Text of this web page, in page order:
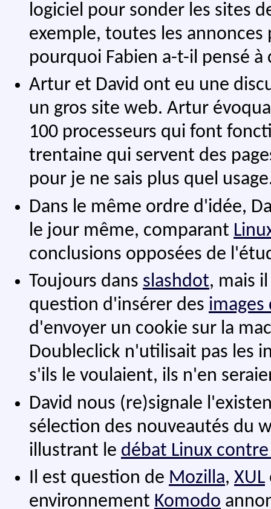
logiciel pour sonder les sites
exemple, toutes les
pourquoi Fabien a-t-il pensé
Artur et David ont eu une
un gros site web. Artur
100 processeurs qui font
trentaine qui servent des
pour je ne sais plus quel
Dans le même ordre d'idée,
le jour même, comparant
conclusions opposées de
Toujours dans slashdot, mais
question d'insérer des images
d'envoyer un cookie sur la
Doubleclick n'utilisait pas les
s'ils le voulaient, ils n'en
David nous (re)signale
sélection des nouveautés du
illustrant le débat Linux contre
Il est question de Mozilla, XUL
environnement Komodo